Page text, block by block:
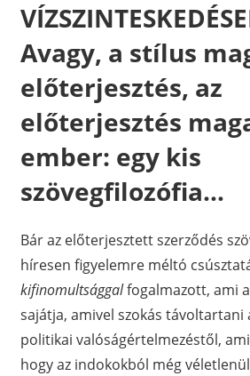
Avagy, a stílus
előterjesztés, az
előterjesztés
ember: egy kis
szövegfilozófia…
Bár az előterjesztett szerződés
híresen figyelemre méltó
kifinomultsággalfogalmazott, ami
sajátja, amivel szokás távoltartani
politikai valóságértelmezéstől,
hogy az indokokból még